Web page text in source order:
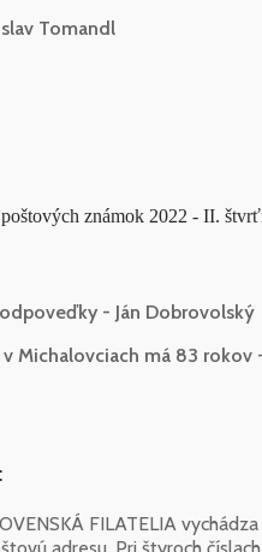
Tomandl
známok 2022 - II.
- Ján Dobrovolský
Michalovciach má 83 rokov
FILATELIA